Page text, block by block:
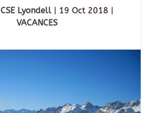
CSE Lyondell| 19 Oct 2018 |
VACANCES